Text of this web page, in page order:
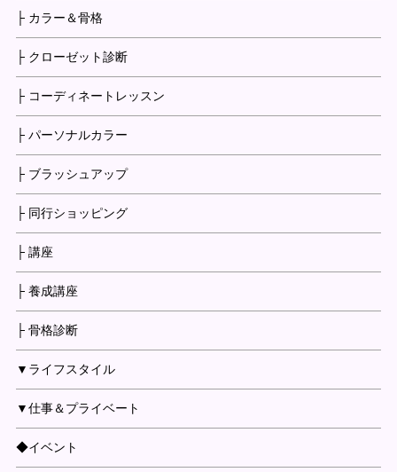
├ カラー＆骨格
├ クローゼット診断
├ コーディネートレッスン
├ パーソナルカラー
├ ブラッシュアップ
├ 同行ショッピング
├ 講座
├ 養成講座
├ 骨格診断
▼ライフスタイル
▼仕事＆プライベート
◆イベント